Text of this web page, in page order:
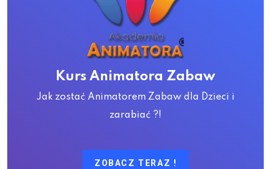
Kurs Animatora Zabaw
Jak zostać Animatorem Zabaw dla Dzieci i
zarabiać ?!
ZOBACZ TERAZ !